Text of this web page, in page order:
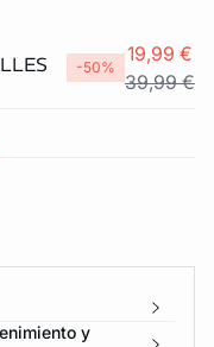
-50%
19,99 €
39,99 €
y